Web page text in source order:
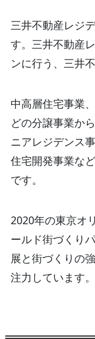
三井不動産レジ
す。三井不動産
ンに行う、三井
中高層住宅事業
どの分譲事業か
ニアレジデンス
住宅開発事業な
です。
2020年の東京オ
ールド街づくり
展と街づくりの
注力しています。